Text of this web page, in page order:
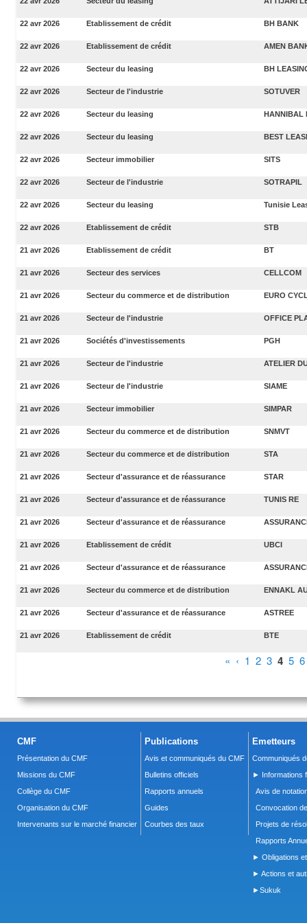
22 avr 2026 Etablissement de crédit BH BANK
22 avr 2026 Etablissement de crédit AMEN
22 avr 2026 Secteur du leasing BH
22 avr 2026 Secteur de l'industrie SOTUVER
22 avr 2026 Secteur du leasing HANNIBAL
22 avr 2026 Secteur du leasing BEST
22 avr 2026 Secteur immobilier SITS
22 avr 2026 Secteur de l'industrie SOTRAPIL
22 avr 2026 Secteur du leasing Tunisie
22 avr 2026 Etablissement de crédit STB
21 avr 2026 Etablissement de crédit BT
21 avr 2026 Secteur des services CELLCOM
21 avr 2026 Secteur du commerce et de distribution EURO
21 avr 2026 Secteur de l'industrie OFFICE
21 avr 2026 Sociétés d'investissements PGH
21 avr 2026 Secteur de l'industrie ATELIER
21 avr 2026 Secteur de l'industrie SIAME
21 avr 2026 Secteur immobilier SIMPAR
21 avr 2026 Secteur du commerce et de distribution SNMVT
21 avr 2026 Secteur du commerce et de distribution STA
21 avr 2026 Secteur d'assurance et de réassurance STAR
21 avr 2026 Secteur d'assurance et de réassurance TUNIS RE
21 avr 2026 Secteur d'assurance et de réassurance
21 avr 2026 Etablissement de crédit UBCI
21 avr 2026 Secteur d'assurance et de réassurance
21 avr 2026 Secteur du commerce et de distribution ENNAKL
21 avr 2026 Secteur d'assurance et de réassurance ASTREE
21 avr 2026 Etablissement de crédit BTE
« ‹ 1 2 3 4 5 6
CMF
Présentation du CMF
Missions du CMF
Collège du CMF
Organisation du CMF
Intervenants sur le marché financier
Publications
Avis et communiqués du CMF
Bulletins officiels
Rapports annuels
Guides
Courbes des taux
Emetteurs
Communiqués
► Informations
Avis de
Convocation
Projets de
Rapports
► Obligations
► Actions et
►Sukuk